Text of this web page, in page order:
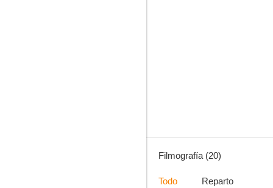
Filmografía (20)
Todo Reparto